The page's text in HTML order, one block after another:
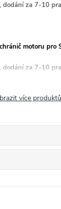
dodání za 7-10
motoru
dodání za 7-10
více produktů